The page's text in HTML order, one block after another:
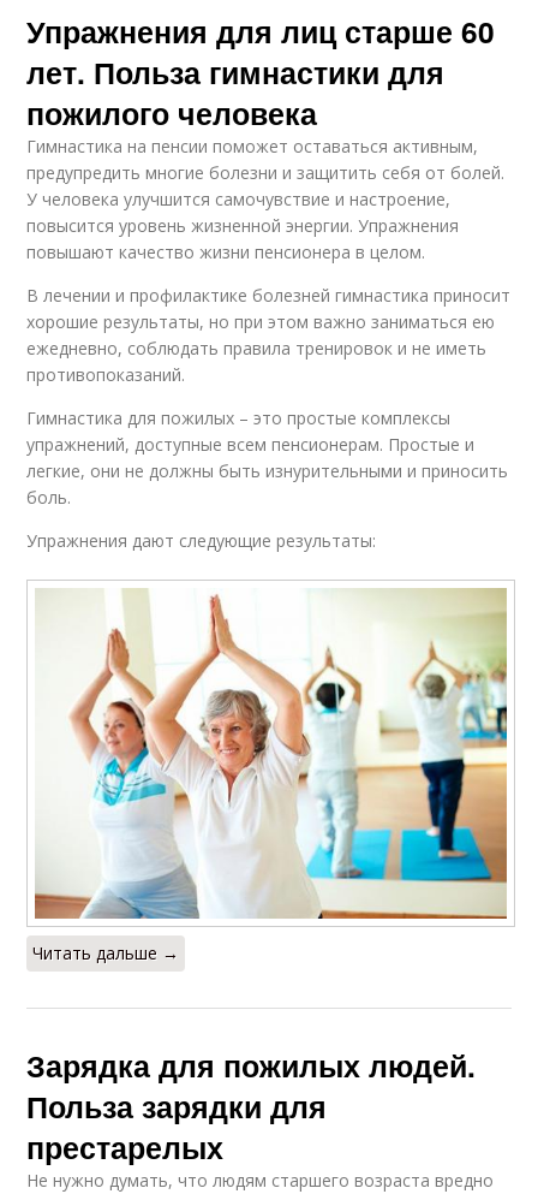
Упражнения для лиц старше 60
лет. Польза гимнастики для
пожилого человека
Гимнастика на пенсии поможет оставаться активным,
предупредить многие болезни и защитить себя от болей.
У человека улучшится самочувствие и настроение,
повысится уровень жизненной энергии. Упражнения
повышают качество жизни пенсионера в целом.
В лечении и профилактике болезней гимнастика приносит
хорошие результаты, но при этом важно заниматься ею
ежедневно, соблюдать правила тренировок и не иметь
противопоказаний.
Гимнастика для пожилых – это простые комплексы
упражнений, доступные всем пенсионерам. Простые и
легкие, они не должны быть изнурительными и приносить
боль.
Упражнения дают следующие результаты:
Читать дальше →
Зарядка для пожилых людей.
Польза зарядки для
престарелых
Не нужно думать, что людям старшего возраста вредно